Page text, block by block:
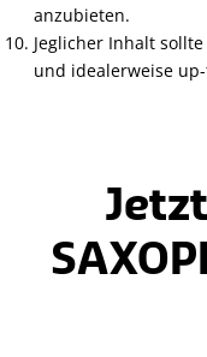
anzubieten.
Jeglicher Inhalt
und idealerweise